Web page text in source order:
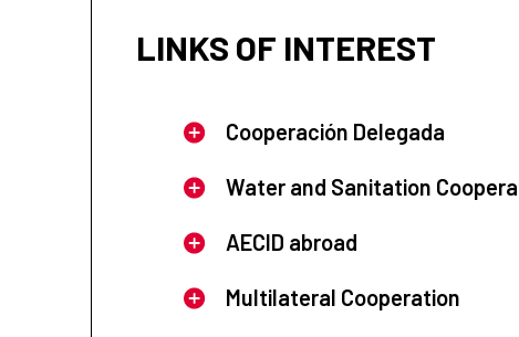
LINKS OF INTEREST
Cooperación Delegada
Water and Sanitation
AECID abroad
Multilateral Cooperation